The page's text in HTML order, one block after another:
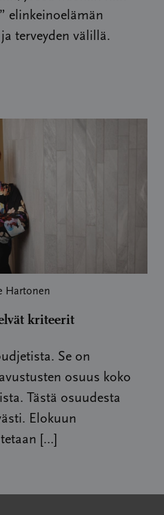
elinkeinoelämän
terveyden välillä.
Hartonen
kriteerit
Se on
osuus koko
Tästä osuudesta
Elokuun
[…]